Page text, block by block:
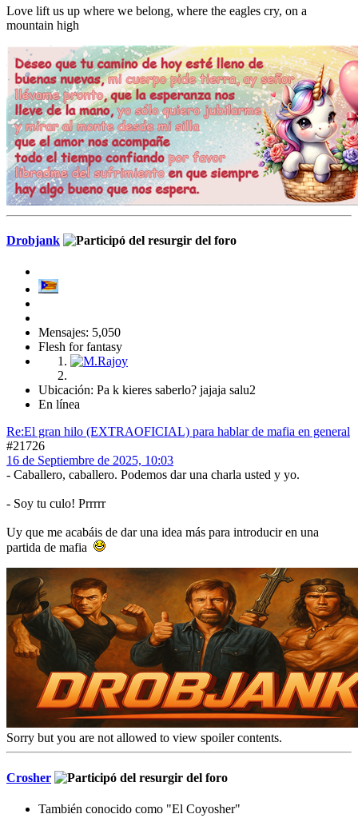
Love lift us up where we belong, where the eagles cry, on a
mountain high
Drobjank
Mensajes: 5,050
Flesh for fantasy
Ubicación: Pa k kieres saberlo? jajaja salu2
En línea
Re:El gran hilo (EXTRAOFICIAL) para hablar de mafia en general
#21726
16 de Septiembre de 2025, 10:03
- Caballero, caballero. Podemos dar una charla usted y yo.
- Soy tu culo! Prrrrr
Uy que me acabáis de dar una idea más para introducir en una
partida de mafia
Sorry but you are not allowed to view spoiler contents.
Crosher
También conocido como "El Coyosher"